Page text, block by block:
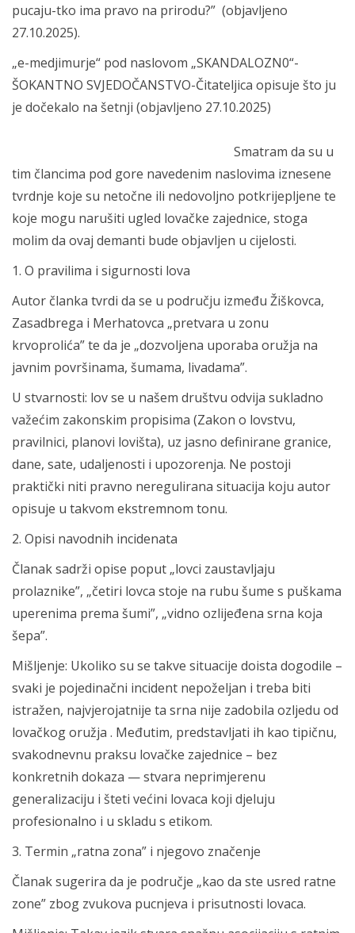
pucaju-tko ima pravo na prirodu?” (objavljeno
27.10.2025).
„e-medjimurje“ pod naslovom „SKANDALOZN0“-
ŠOKANTNO SVJEDOČANSTVO-Čitateljica opisuje što ju
je dočekalo na šetnji (objavljeno 27.10.2025)
Smatram da su u
tim člancima pod gore navedenim naslovima iznesene
tvrdnje koje su netočne ili nedovoljno potkrijepljene te
koje mogu narušiti ugled lovačke zajednice, stoga
molim da ovaj demanti bude objavljen u cijelosti.
1. O pravilima i sigurnosti lova
Autor članka tvrdi da se u području između Žiškovca,
Zasadbrega i Merhatovca „pretvara u zonu
krvoprolića” te da je „dozvoljena uporaba oružja na
javnim površinama, šumama, livadama”.
U stvarnosti: lov se u našem društvu odvija sukladno
važećim zakonskim propisima (Zakon o lovstvu,
pravilnici, planovi lovišta), uz jasno definirane granice,
dane, sate, udaljenosti i upozorenja. Ne postoji
praktički niti pravno neregulirana situacija koju autor
opisuje u takvom ekstremnom tonu.
2. Opisi navodnih incidenata
Članak sadrži opise poput „lovci zaustavljaju
prolaznike”, „četiri lovca stoje na rubu šume s puškama
uperenima prema šumi”, „vidno ozlijeđena srna koja
šepa”.
Mišljenje: Ukoliko su se takve situacije doista dogodile –
svaki je pojedinačni incident nepoželjan i treba biti
istražen, najvjerojatnije ta srna nije zadobila ozljedu od
lovačkog oružja . Međutim, predstavljati ih kao tipičnu,
svakodnevnu praksu lovačke zajednice – bez
konkretnih dokaza — stvara neprimjerenu
generalizaciju i šteti većini lovaca koji djeluju
profesionalno i u skladu s etikom.
3. Termin „ratna zona” i njegovo značenje
Članak sugerira da je područje „kao da ste usred ratne
zone” zbog zvukova pucnjeva i prisutnosti lovaca.